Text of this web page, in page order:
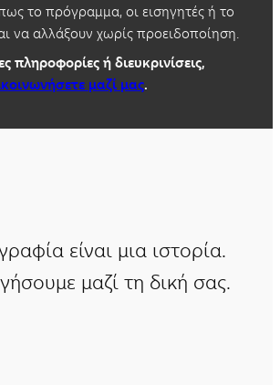
το πρόγραμμα, οι εισηγητές ή το
να αλλάξουν χωρίς προειδοποίηση.
πληροφορίες ή διευκρινίσεις,
μαζί μας.
είναι μια ιστορία.
μαζί τη δική σας.